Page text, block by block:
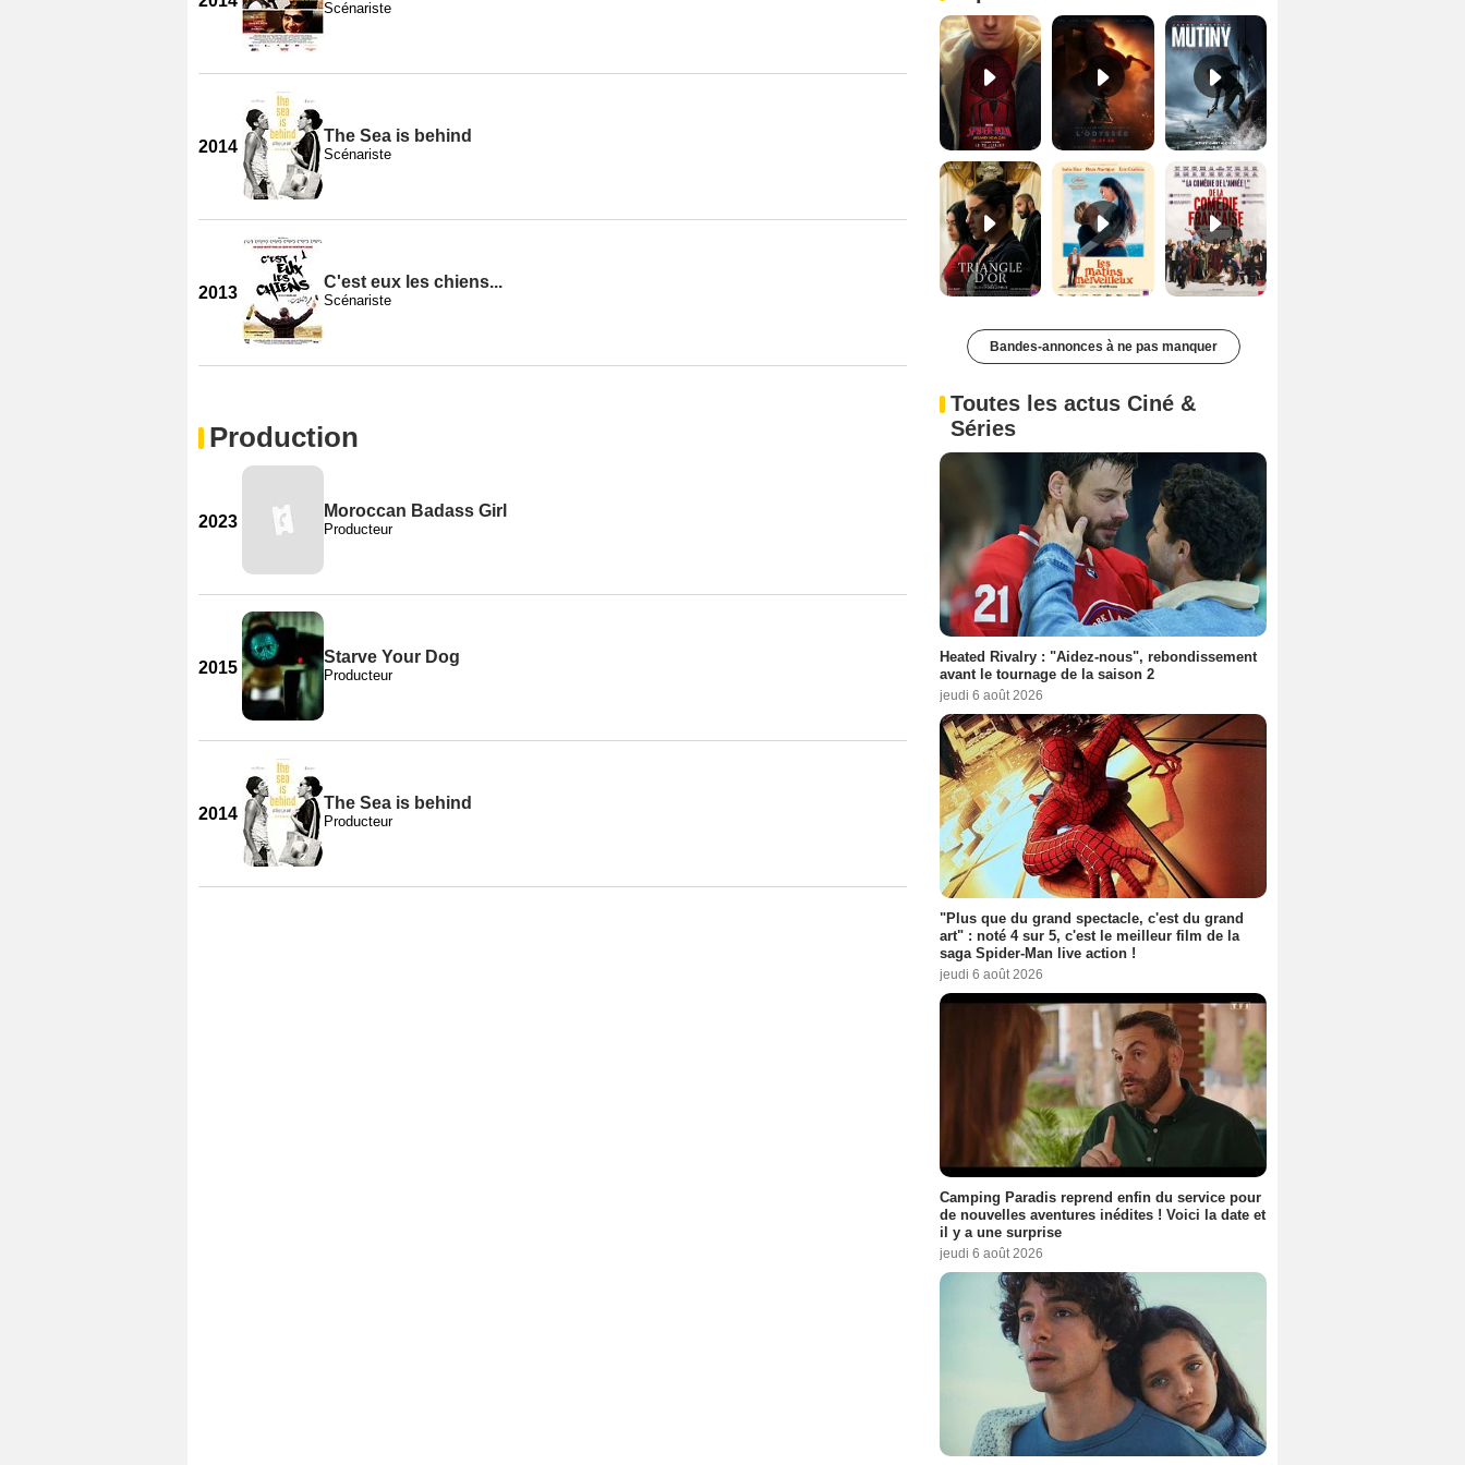
Scénariste
2014
The Sea is behind
Scénariste
2013
C'est eux les chiens...
Scénariste
Production
2023
Moroccan Badass Girl
Producteur
2015
Starve Your Dog
Producteur
2014
The Sea is behind
Producteur
Les Matins merveilleux Bande-annonce VF De la Comédie-Française Teaser VF
Bandes-annonces à ne pas manquer
Toutes les actus Ciné &
Séries
Heated Rivalry : "Aidez-nous", rebondissement
avant le tournage de la saison 2
jeudi 6 août 2026
"Plus que du grand spectacle, c'est du grand
art" : noté 4 sur 5, c'est le meilleur film de la
saga Spider-Man live action !
jeudi 6 août 2026
Camping Paradis reprend enfin du service pour
de nouvelles aventures inédites ! Voici la date et
il y a une surprise
jeudi 6 août 2026